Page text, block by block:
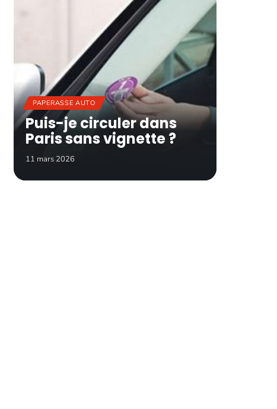
PAPERASSE AUTO
Puis-je circuler dans
Paris sans vignette ?
11 mars 2026